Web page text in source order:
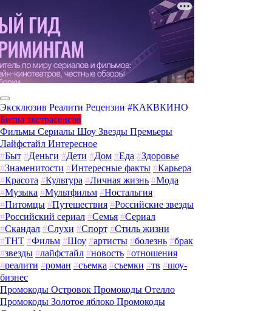
Эксклюзив Реалити Рецензии #КАКВКИНО
Битва экстрасенсов
Фильмы Сериалы Шоу Звезды Премьеры
Лайфстайл Интересное
#Быт #Деньги #Дети #Дом #Еда #Здоровье
#Знаменитости #Интересные факты #Карьера
#Красота #Культура #Личная жизнь #Мода
#Музыка #Мультфильм #Ностальгия
#Питомцы #Путешествия #Российские звезды
#Российский сериал #Семья #Сериал
#Скандал #Слухи #Спорт #Стиль жизни
#ТНТ #Фильм #Шоу #артисты #болезнь #брак
#звезды #лайфстайл #новость #отношения
#реалити #роман #съемка #съемки #тв #шоу-
бизнес
Промокоды Островок Промокоды Отелло
Промокоды Золотое яблоко Промокоды